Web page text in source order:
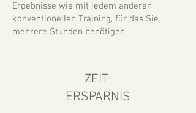
Ergebnisse wie mit jedem anderen
konventionellen Training, für das Sie
mehrere Stunden benötigen.
ZEIT-
ERSPARNIS